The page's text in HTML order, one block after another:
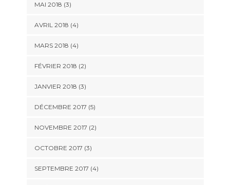
MAI 2018 (3)
AVRIL 2018 (4)
MARS 2018 (4)
FÉVRIER 2018 (2)
JANVIER 2018 (3)
DÉCEMBRE 2017 (5)
NOVEMBRE 2017 (2)
OCTOBRE 2017 (3)
SEPTEMBRE 2017 (4)